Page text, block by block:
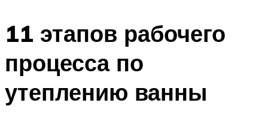
11 этапов рабочего
процесса по
утеплению ванны